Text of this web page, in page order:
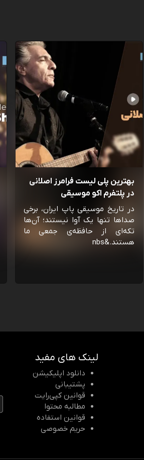
بهترین پلی لیست فرامرز اصلانی
در پلتفرم اکو موسیقی
در تاریخ موسیقی پاپ ایران، برخی
صداها تنها یک آوا نیستند؛ آن‌ها
تکه‌ای از حافظه‌ی جمعی ما
هستند.&nbs
لینک های مفید
دانلود اپلیکیشن
پشتیبانی
قوانین کپی‌رایت
مطالبه محتوا
قوانین استفاده
حریم خصوصی